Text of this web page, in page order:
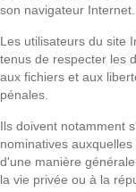
son navigateur Internet.
Les utilisateurs du site
tenus de respecter les
aux fichiers et aux
pénales.
Ils doivent notamment
nominatives
d'une manière
la vie privée ou à la